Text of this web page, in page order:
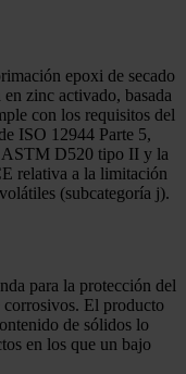
epoxi de secado
zinc activado, basada
con los requisitos del
ISO 12944 Parte 5,
ASTM D520 tipo II y la
relativa a la limitación
(subcategoría j).
para la protección del
corrosivos. El producto
de sólidos lo
en los que un bajo